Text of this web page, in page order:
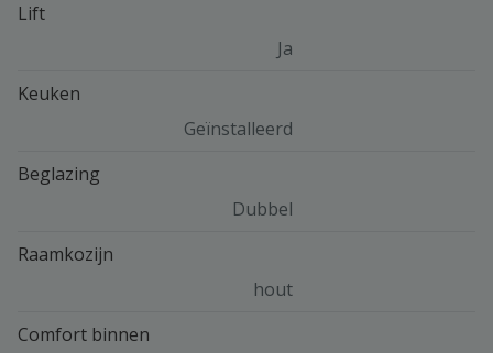
Lift
Ja
Keuken
Geïnstalleerd
Beglazing
Dubbel
Raamkozijn
hout
Comfort binnen